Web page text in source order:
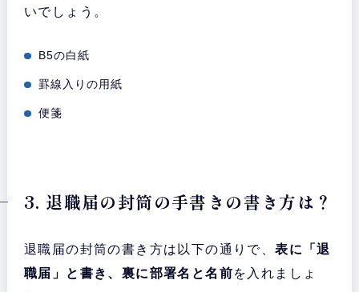
いでしょう。
B5の白紙
罫線入りの用紙
便箋
3. 退職届の封筒の手書きの書き方は？
退職届の封筒の書き方は以下の通りで、表に「退
職届」と書き、裏に部署名と名前を入れましょ